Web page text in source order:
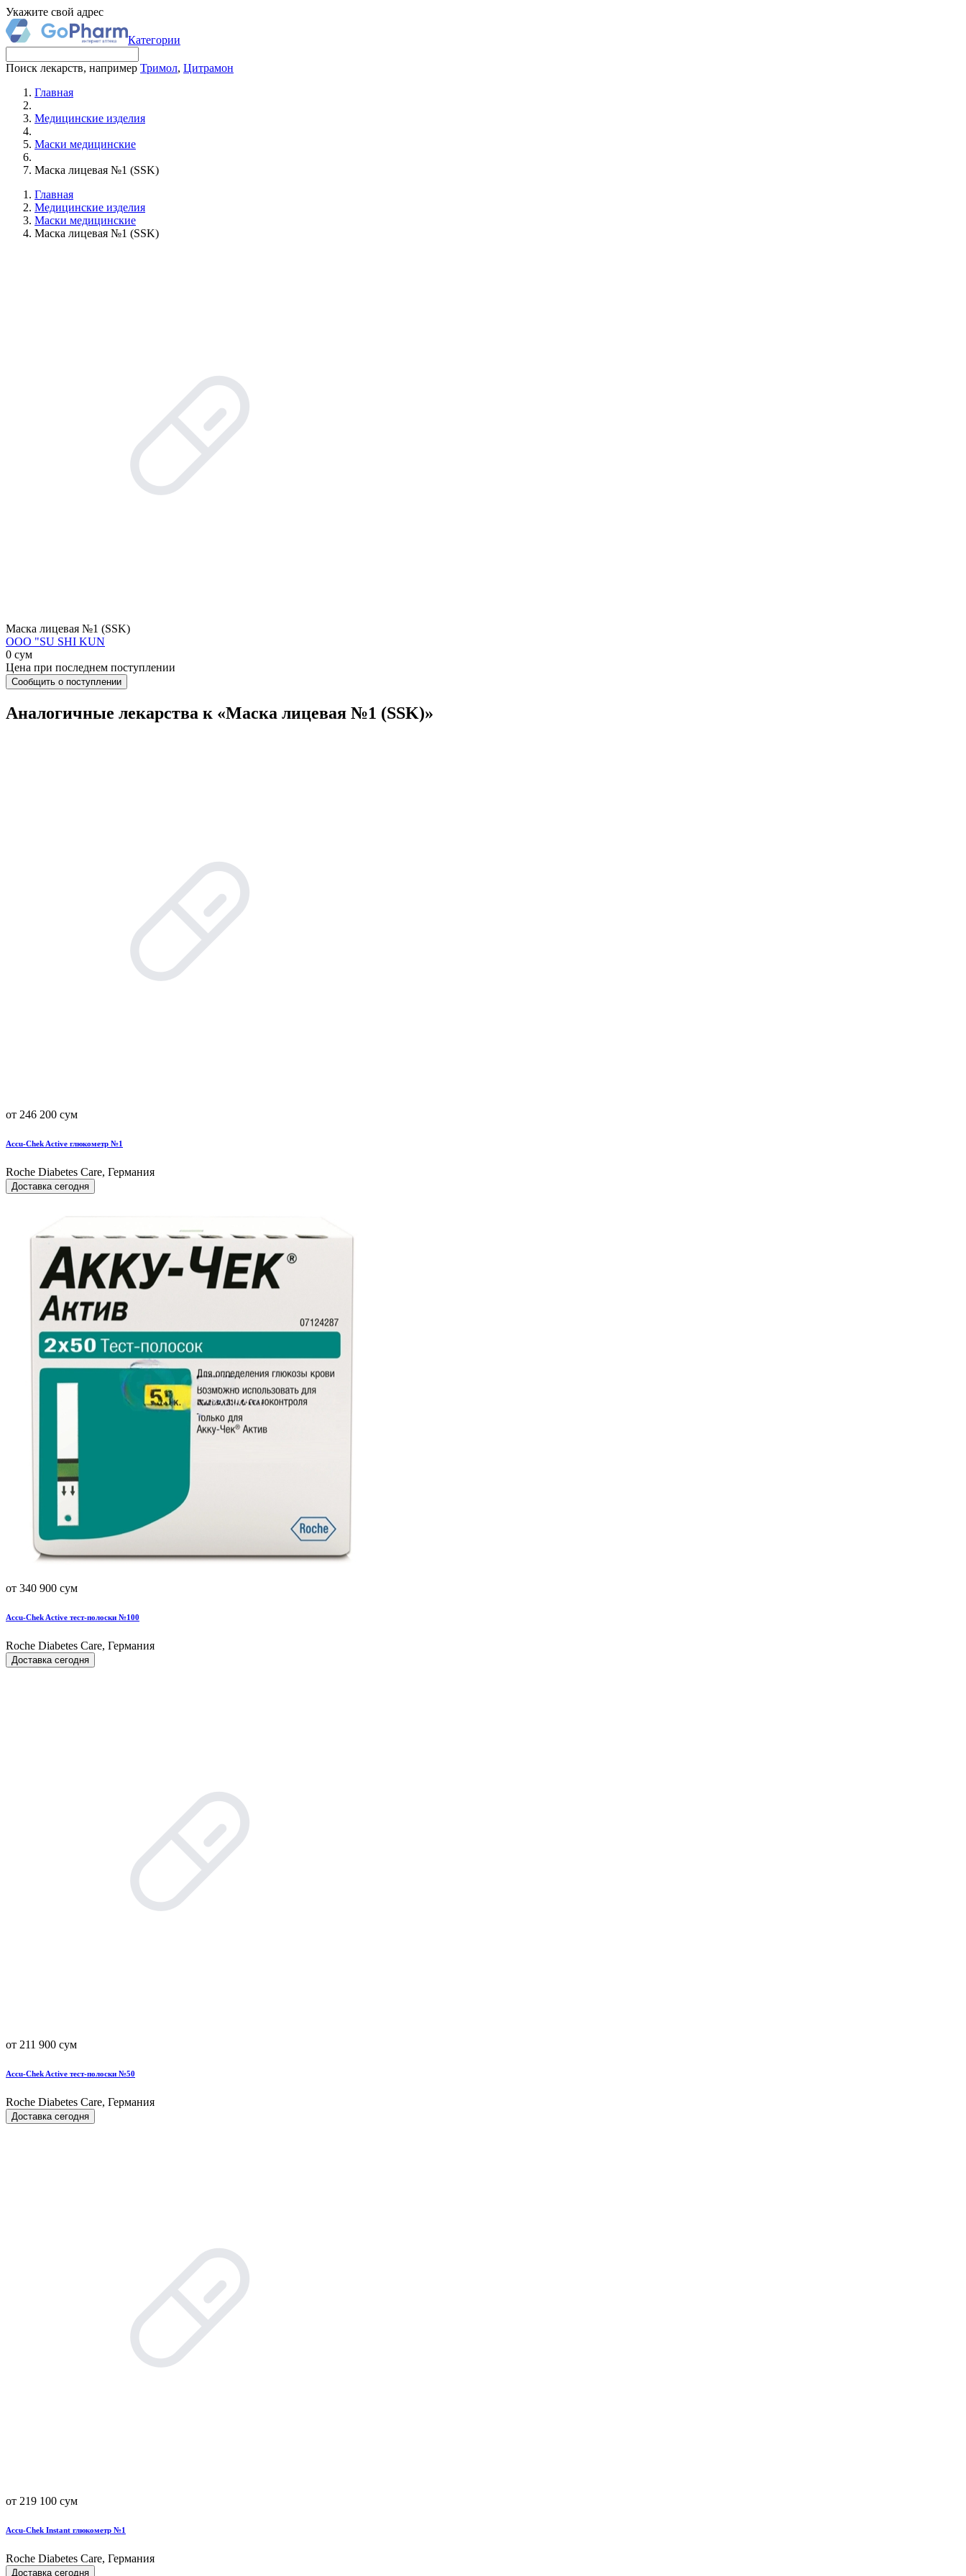
Укажите свой адрес
Категории
Поиск лекарств, например Тримол, Цитрамон
Главная
Медицинские изделия
Маски медицинские
Маска лицевая №1 (SSK)
Главная
Медицинские изделия
Маски медицинские
Маска лицевая №1 (SSK)
Маска лицевая №1 (SSK)
OOO "SU SHI KUN
0 сум
Цена при последнем поступлении
Сообщить о поступлении
Аналогичные лекарства к «Маска лицевая №1 (SSK)»
от 246 200 сум
Accu-Chek Active глюкометр №1
Roche Diabetes Care, Германия
Доставка сегодня
от 340 900 сум
Accu-Chek Active тест-полоски №100
Roche Diabetes Care, Германия
Доставка сегодня
от 211 900 сум
Accu-Chek Active тест-полоски №50
Roche Diabetes Care, Германия
Доставка сегодня
от 219 100 сум
Accu-Chek Instant глюкометр №1
Roche Diabetes Care, Германия
Доставка сегодня